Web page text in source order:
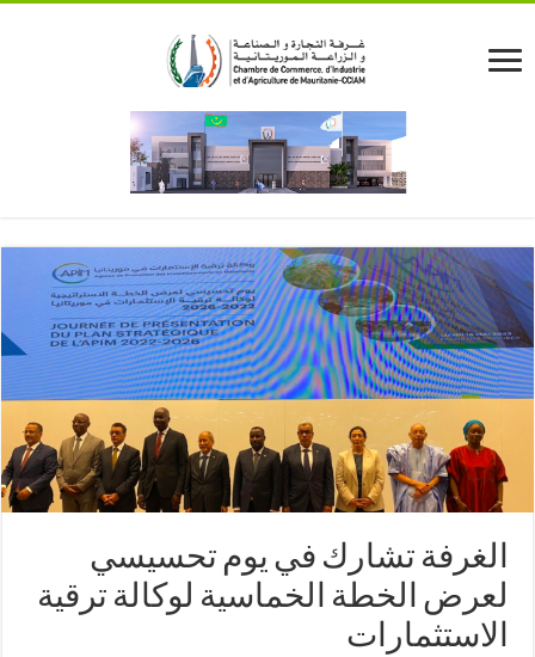
الغرفة تشارك في يوم تحسيسي
لعرض الخطة الخماسية لوكالة ترقية
الاستثمارات